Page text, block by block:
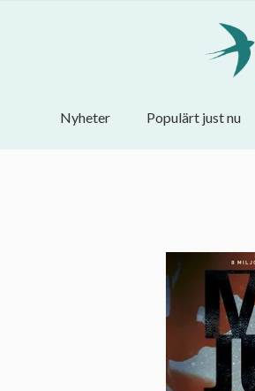
Nyheter Populärt just nu